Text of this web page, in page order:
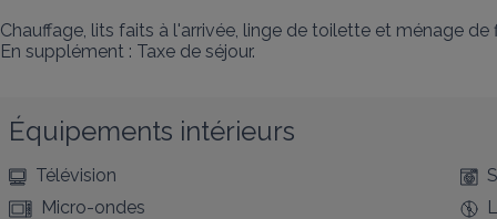
Chauffage, lits faits à l'arrivée, linge de toilette et ménage
En supplément : Taxe de séjour.
Équipements intérieurs
Télévision
Micro-ondes